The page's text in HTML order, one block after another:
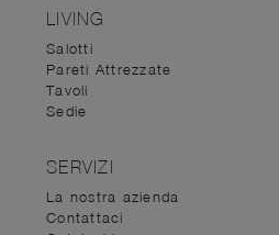
LIVING
Salotti
Pareti Attrezzate
Tavoli
Sedie
SERVIZI
La nostra azienda
Contattaci